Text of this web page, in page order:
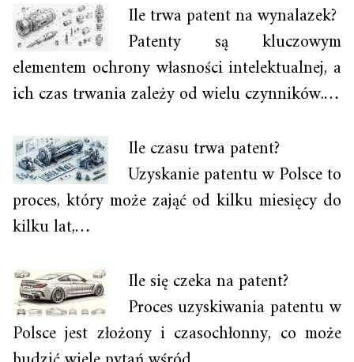
Ile trwa patent na wynalazek?
Patenty są kluczowym
elementem ochrony własności intelektualnej, a
ich czas trwania zależy od wielu czynników.…
Ile czasu trwa patent?
Uzyskanie patentu w Polsce to
proces, który może zająć od kilku miesięcy do
kilku lat,…
Ile się czeka na patent?
Proces uzyskiwania patentu w
Polsce jest złożony i czasochłonny, co może